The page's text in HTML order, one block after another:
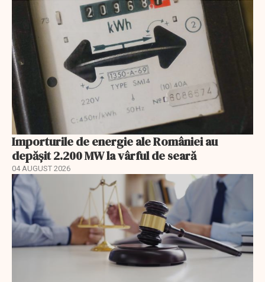
Importurile de energie ale României au
depășit 2.200 MW la vârful de seară
04 AUGUST 2026